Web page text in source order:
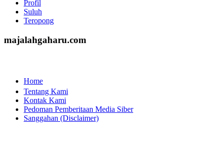
Profil
Suluh
Teropong
majalahgaharu.com
Home
Tentang Kami
Kontak Kami
Pedoman Pemberitaan Media Siber
Sanggahan (Disclaimer)